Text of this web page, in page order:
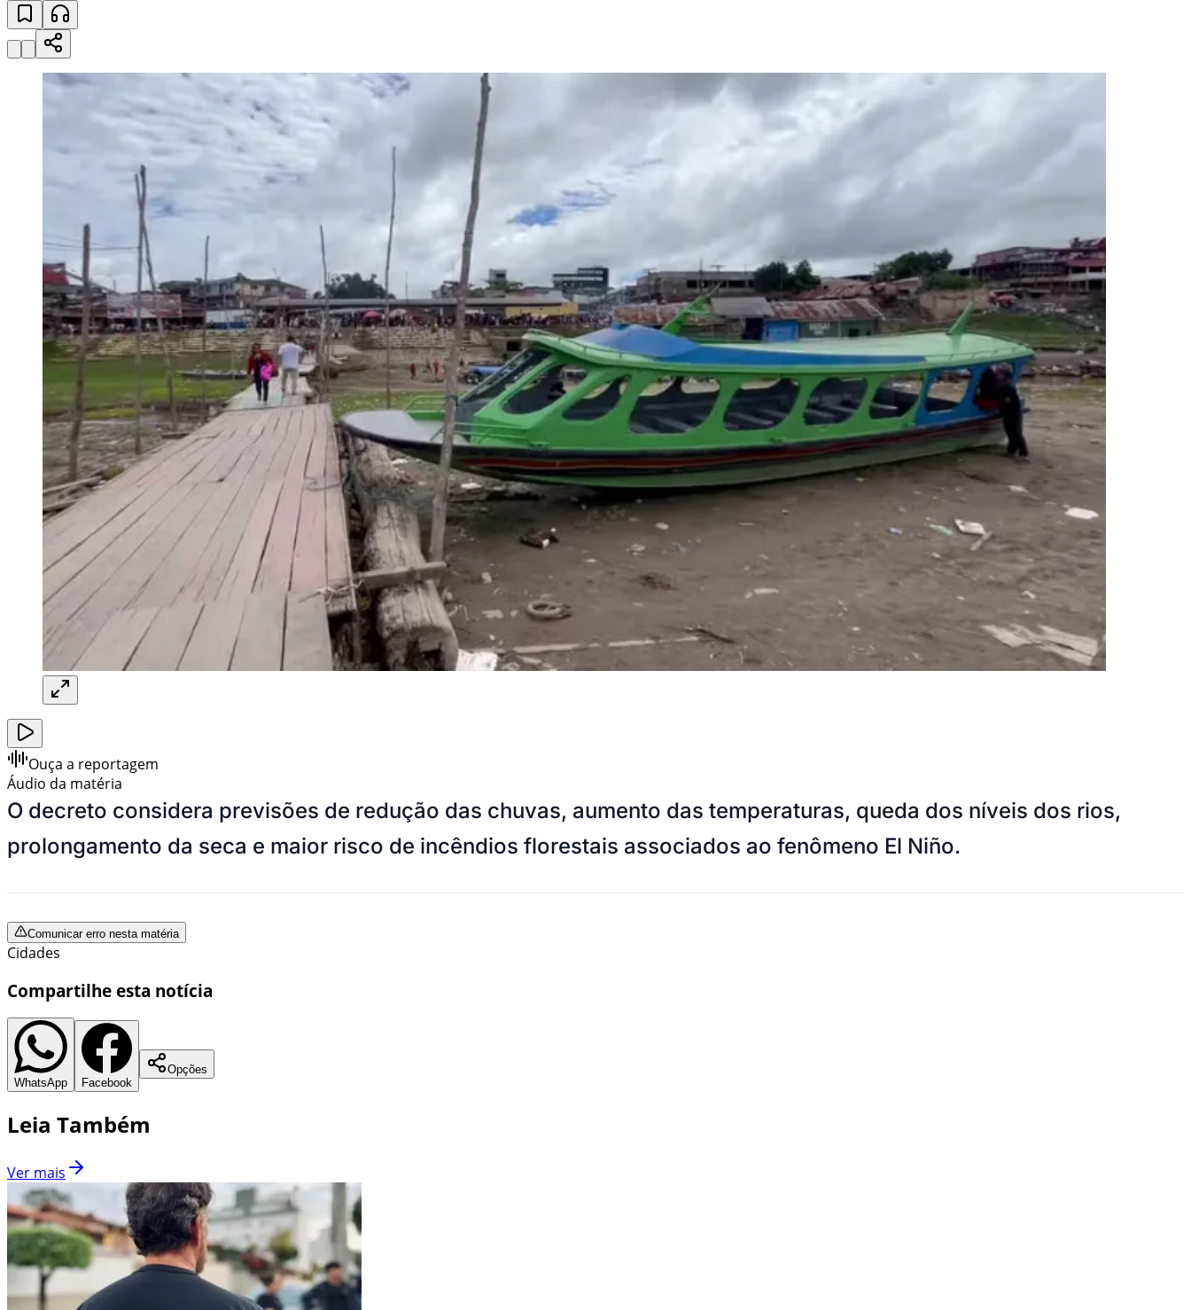
Ouça a reportagem
Áudio da matéria
O decreto considera previsões de redução das chuvas, aumento das temperaturas, queda dos níveis dos rios,
prolongamento da seca e maior risco de incêndios florestais associados ao fenômeno El Niño.
Comunicar erro nesta matéria
Cidades
Compartilhe esta notícia
WhatsApp Facebook
Opções
Leia Também
Ver mais